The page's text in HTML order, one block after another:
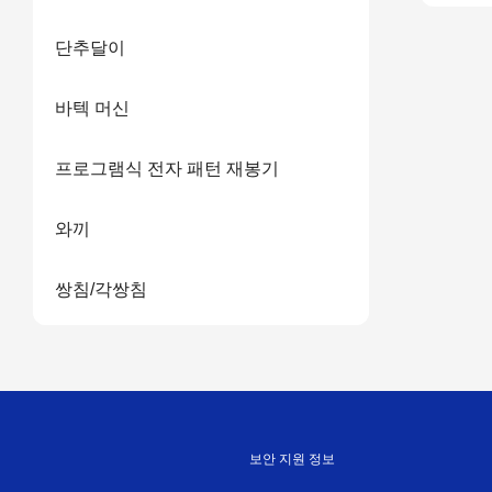
단추달이
바텍 머신
프로그램식 전자 패턴 재봉기
와끼
쌍침/각쌍침
보안 지원 정보